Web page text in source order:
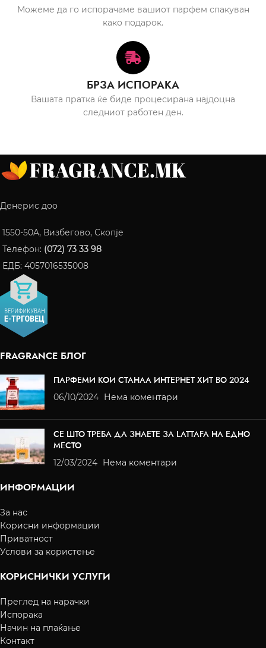
Можеме да го испорачаме вашиот парфем спакуван
како подарок.
БРЗА ИСПОРАКА
Вашата пратка ќе биде процесирана најдоцна
следниот работен ден.
Денерис доо
1550-50A, Визбегово, Скопје
Телефон: (072) 73 33 98
ЕДБ: 4057016535008
FRAGRANCE БЛОГ
ПАРФЕМИ КОИ СТАНАА ИНТЕРНЕТ ХИТ ВО 2024
06/10/2024 Нема коментари
СЕ ШТО ТРЕБА ДА ЗНАЕТЕ ЗА LATTAFA НА ЕДНО
МЕСТО
12/03/2024 Нема коментари
ИНФОРМАЦИИ
За нас
Корисни информации
Приватност
Услови за користење
КОРИСНИЧКИ УСЛУГИ
Преглед на нарачки
Испорака
Начин на плаќање
Контакт